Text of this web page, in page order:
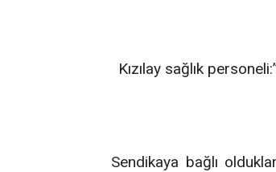
Kızılay sağlık
Sendikaya bağlı